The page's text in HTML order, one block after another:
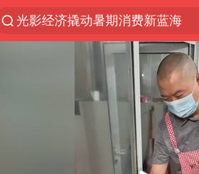
光影经济撬动暑期消费新蓝海
陈思诚零点晒照为佟丽娅庆生
马克·艾伦退出斯诺克中国公开赛
郑丽文：台湾从来没有“独立”过
新疆优化调整景区内自驾服务费
情侣平潭拍日出坠崖1死1伤